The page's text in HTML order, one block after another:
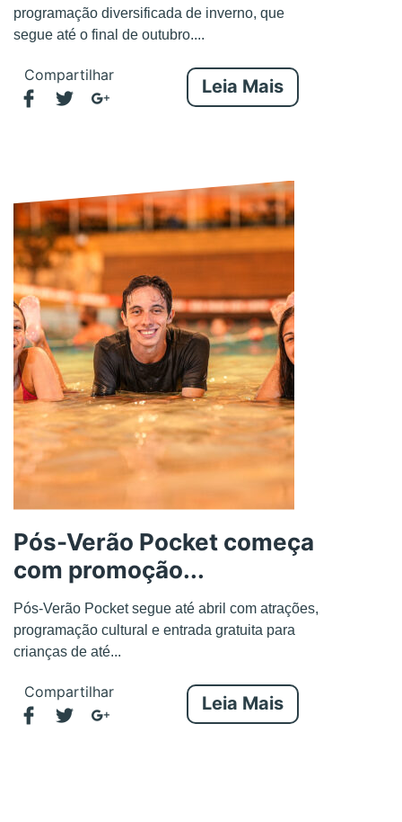
programação diversificada de inverno, que
segue até o final de outubro....
Compartilhar
Leia Mais
Pós-Verão Pocket começa
com promoção...
Pós-Verão Pocket segue até abril com atrações,
programação cultural e entrada gratuita para
crianças de até...
Compartilhar
Leia Mais